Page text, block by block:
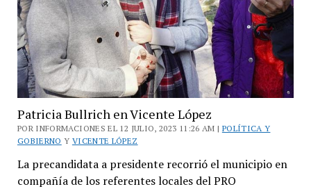
Patricia Bullrich en Vicente López
POR INFORMACIONES EL 12 JULIO, 2023 11:26 AM | POLÍTICA Y
GOBIERNO Y VICENTE LÓPEZ
La precandidata a presidente recorrió el municipio en
compañía de los referentes locales del PRO